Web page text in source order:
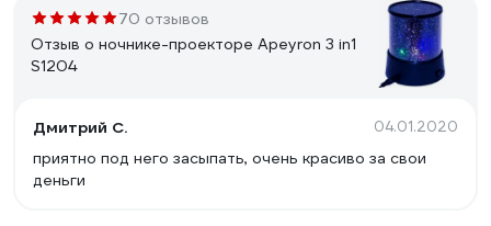
70 отзывов
Отзыв о ночнике-проекторе Apeyron 3 in1
S1204
Дмитрий С. 04.01.2020
приятно под него засыпать, очень красиво за свои
деньги